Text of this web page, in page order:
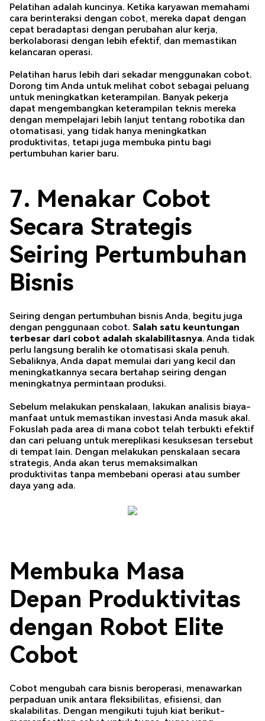
Pelatihan adalah kuncinya. Ketika karyawan memahami
cara berinteraksi dengan cobot, mereka dapat dengan
cepat beradaptasi dengan perubahan alur kerja,
berkolaborasi dengan lebih efektif, dan memastikan
kelancaran operasi.
Pelatihan harus lebih dari sekadar menggunakan cobot.
Dorong tim Anda untuk melihat cobot sebagai peluang
untuk meningkatkan keterampilan. Banyak pekerja
dapat mengembangkan keterampilan teknis mereka
dengan mempelajari lebih lanjut tentang robotika dan
otomatisasi, yang tidak hanya meningkatkan
produktivitas, tetapi juga membuka pintu bagi
pertumbuhan karier baru.
7. Menakar Cobot
Secara Strategis
Seiring Pertumbuhan
Bisnis
Seiring dengan pertumbuhan bisnis Anda, begitu juga
dengan penggunaan cobot. Salah satu keuntungan
terbesar dari cobot adalah skalabilitasnya. Anda tidak
perlu langsung beralih ke otomatisasi skala penuh.
Sebaliknya, Anda dapat memulai dari yang kecil dan
meningkatkannya secara bertahap seiring dengan
meningkatnya permintaan produksi.
Sebelum melakukan penskalaan, lakukan analisis biaya-
manfaat untuk memastikan investasi Anda masuk akal.
Fokuslah pada area di mana cobot telah terbukti efektif
dan cari peluang untuk mereplikasi kesuksesan tersebut
di tempat lain. Dengan melakukan penskalaan secara
strategis, Anda akan terus memaksimalkan
produktivitas tanpa membebani operasi atau sumber
daya yang ada.
Membuka Masa
Depan Produktivitas
dengan Robot Elite
Cobot
Cobot mengubah cara bisnis beroperasi, menawarkan
perpaduan unik antara fleksibilitas, efisiensi, dan
skalabilitas. Dengan mengikuti tujuh kiat berikut-